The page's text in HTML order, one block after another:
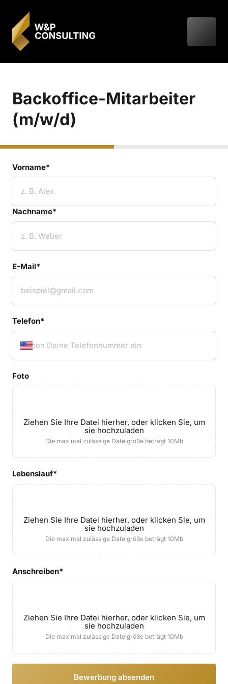
Backoffice-Mitarbeiter
(m/w/d)
Vorname*
Vorname*
Nachname*
E-Mail*
Telefon*
Foto
Ziehen Sie Ihre Datei hierher, oder klicken Sie, um
sie hochzuladen
Die maximal zulässige Dateigröße beträgt 10Mb
Lebenslauf*
Ziehen Sie Ihre Datei hierher, oder klicken Sie, um
sie hochzuladen
Die maximal zulässige Dateigröße beträgt 10Mb
Anschreiben*
Ziehen Sie Ihre Datei hierher, oder klicken Sie, um
sie hochzuladen
Die maximal zulässige Dateigröße beträgt 10Mb
Bewerbung absenden